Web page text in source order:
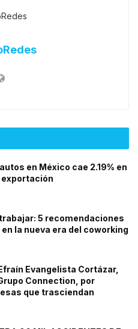
en México cae 2.19% en
5 recomendaciones
la nueva era del coworking
Evangelista Cortázar,
Connection, por
que trasciendan